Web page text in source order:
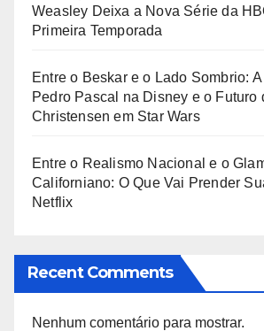
Weasley Deixa a Nova Série da
Primeira Temporada
Entre o Beskar e o Lado Sombrio:
Pedro Pascal na Disney e o Futuro
Christensen em Star Wars
Entre o Realismo Nacional e o
Californiano: O Que Vai Prender
Netflix
Recent Comments
Nenhum comentário para mostrar.